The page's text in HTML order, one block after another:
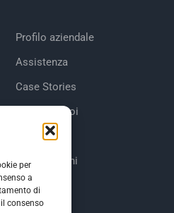
per
a
di
consenso
Profilo aziendale
Assistenza
Case Stories
Dicono di noi
Clienti
Certificazioni